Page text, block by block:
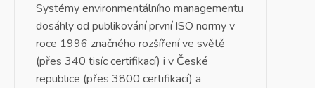
Systémy environmentálního managementu
dosáhly od publikování první ISO normy v
roce 1996 značného rozšíření ve světě
(přes 340 tisíc certifikací) i v České
republice (přes 3800 certifikací) a